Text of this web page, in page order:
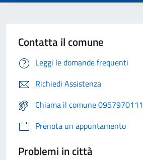
Contatta il comune
Leggi le domande frequenti
Richiedi Assistenza
Chiama il comune 0957970111
Prenota un appuntamento
Problemi in città